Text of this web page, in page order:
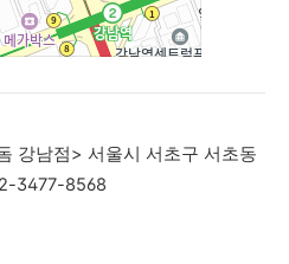
강남점> 서울시 서초구 서초동
3477-8568